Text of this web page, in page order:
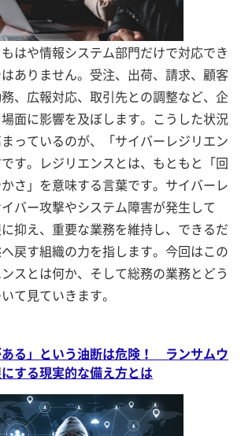
はや情報システム部門だけで対応でき
ありません。受注、出荷、請求、顧客
、広報対応、取引先との調整など、企
面に影響を及ぼします。こうした状況
っているのが、「サイバーレジリエン
す。レジリエンスとは、もともと「回
さ」を意味する言葉です。サイバーレ
バー攻撃やシステム障害が発生して
抑え、重要な業務を維持し、できるだ
戻す組織の力を指します。今回はこの
スとは何か、そして総務の業務とどう
て見ていきます。
ある」という油断は危険！ ランサムウ
する現実的な備え方とは